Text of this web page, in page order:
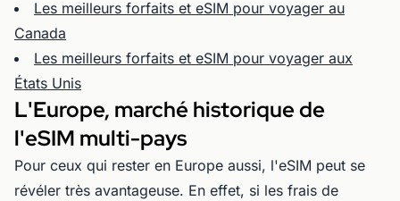
Les meilleurs forfaits et eSIM pour voyager au
Canada
Les meilleurs forfaits et eSIM pour voyager aux
États Unis
L'Europe, marché historique de
l'eSIM multi-pays
Pour ceux qui rester en Europe aussi, l'eSIM peut se
révéler très avantageuse. En effet, si les frais de